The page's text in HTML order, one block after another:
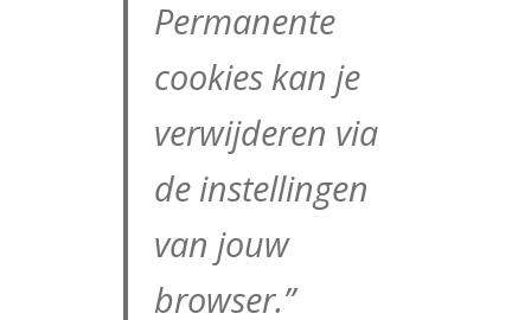
Permanente
cookies kan je
verwijderen via
de instellingen
van jouw
browser.”